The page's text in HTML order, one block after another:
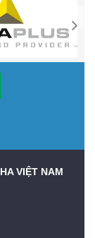
VIỆT NAM